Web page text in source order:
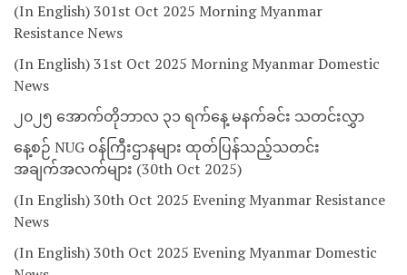
(In English) 301st Oct 2025 Morning Myanmar
Resistance News
(In English) 31st Oct 2025 Morning Myanmar Domestic
News
၂၀၂၅ အောက်တိုဘာလ ၃၁ ရက်နေ့ မနက်ခင်း သတင်းလွှာ
နေ့စဉ် NUG ဝန်ကြီးဌာနများ ထုတ်ပြန်သည့်သတင်း
အချက်အလက်များ (30th Oct 2025)
(In English) 30th Oct 2025 Evening Myanmar Resistance
News
(In English) 30th Oct 2025 Evening Myanmar Domestic